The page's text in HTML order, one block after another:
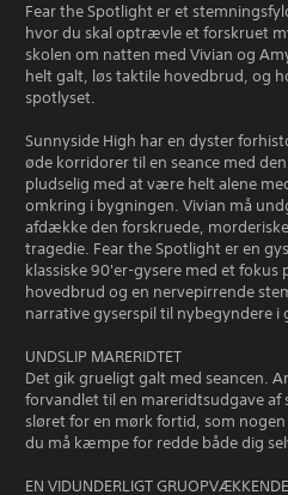
Fear the Spotlight er et
hvor du skal optrævle et forskruet
skolen om natten med Vivian og
helt galt, løs taktile hovedbrud, og
spotlyset.
Sunnyside High har en dyster
øde korridorer til en seance med
pludselig med at være helt alene
omkring i bygningen. Vivian må
afdække den forskruede,
tragedie. Fear the Spotlight er en
klassiske 90'er-gysere med et
hovedbrud og en nervepirrende
narrative gyserspil til nybegyndere i
UNDSLIP MARERIDTET
Det gik grueligt galt med seancen.
forvandlet til en mareridtsudgave af
sløret for en mørk fortid, som
du må kæmpe for redde både dig
EN VIDUNDERLIGT